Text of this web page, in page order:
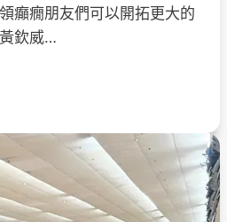
癲癇朋友們可以開拓更大的
欽威…